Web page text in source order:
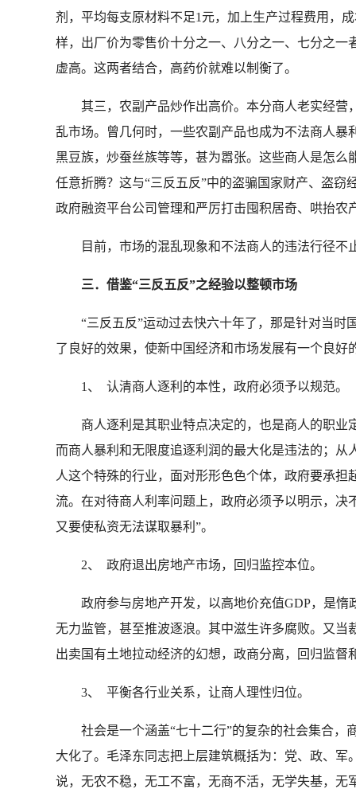
剂，平均每支原材料不足1元，加上生产过程费用，
样，出厂价为零售价十分之一、八分之一、七分之
虚高。这两者结合，高药价就难以制衡了。
其三，农副产品炒作出高价。本分商人老实经营
乱市场。曾几何时，一些农副产品也成为不法商人
黑豆族，炒蚕丝族等等，甚为嚣张。这些商人是怎
任意折腾？这与“三反五反”中的盗骗国家财产、盗
政府融资平台公司管理和严厉打击囤积居奇、哄抬农
目前，市场的混乱现象和不法商人的违法行径不
三．借鉴“三反五反”之经验以整顿市场
“三反五反”运动过去快六十年了，那是针对当时
了良好的效果，使新中国经济和市场发展有一个良
1、 认清商人逐利的本性，政府必须予以规范。
商人逐利是其职业特点决定的，也是商人的职业
而商人暴利和无限度追逐利润的最大化是违法的；
人这个特殊的行业，面对形形色色个体，政府要承
流。在对待商人利率问题上，政府必须予以明示，
又要使私资无法谋取暴利”。
2、 政府退出房地产市场，回归监控本位。
政府参与房地产开发，以高地价充值GDP，是惰
无力监管，甚至推波逐浪。其中滋生许多腐败。又
出卖国有土地拉动经济的幻想，政商分离，回归监
3、 平衡各行业关系，让商人理性归位。
社会是一个涵盖“七十二行”的复杂的社会集合，
大化了。毛泽东同志把上层建筑概括为：党、政、
说，无农不稳，无工不富，无商不活，无学失基，